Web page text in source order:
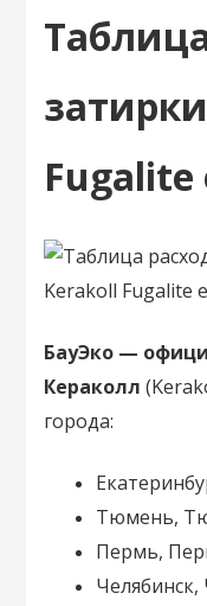
Fugalite
БауЭко —
Кераколл
города:
Тюмень,
Пермь,
Челябинск,